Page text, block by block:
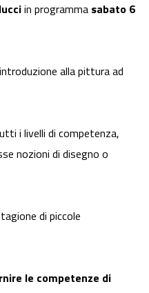
in programma sabato 6
alla pittura ad
i livelli di competenza,
nozioni di disegno o
di piccole
le competenze di